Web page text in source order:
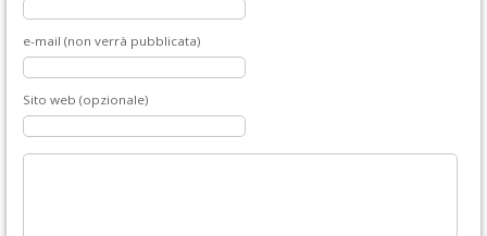
e-mail (non verrà pubblicata)
Sito web (opzionale)